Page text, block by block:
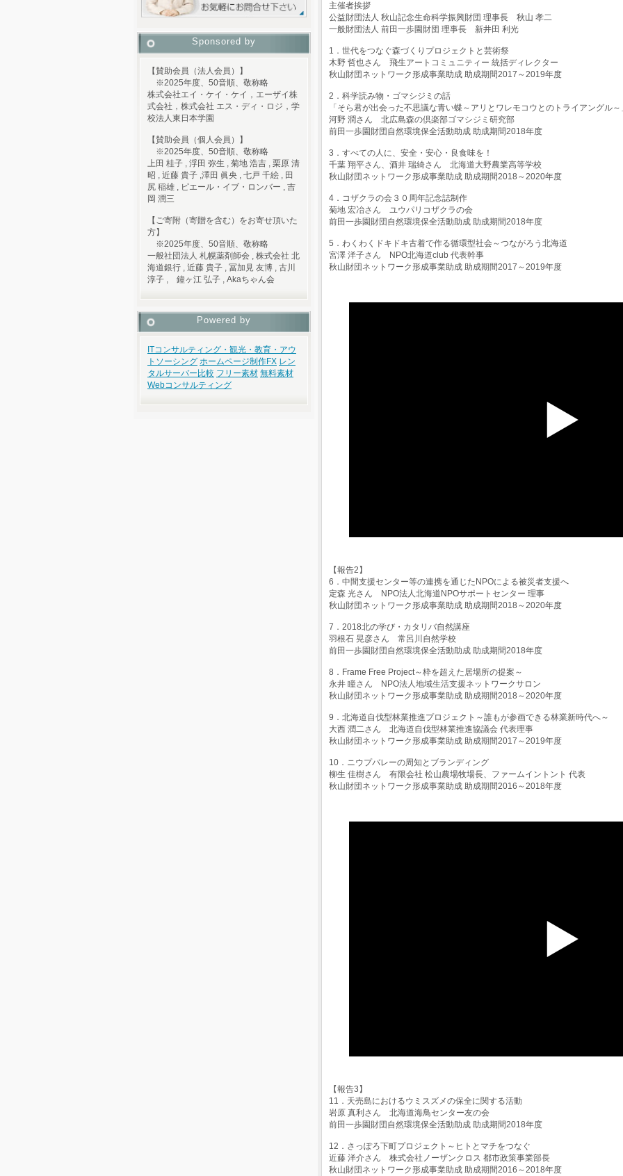
主催者挨拶
公益財団法人 秋山記念生命科学振興財団 理事長 秋山 孝二
一般財団法人 前田一歩園財団 理事長 新井田 利光
1．世代をつなぐ森づくりプロジェクトと芸術祭
木野 哲也さん 飛生アートコミュニティー 統括ディレクター
秋山財団ネットワーク形成事業助成 助成期間2017～2019年度
2．科学読み物・ゴマシジミの話
「そら君が出会った不思議な青い蝶～アリとワレモコウとのトライアングル
河野 潤さん 北広島森の倶楽部ゴマシジミ研究部
前田一歩園財団自然環境保全活動助成 助成期間2018年度
3．すべての人に、安全・安心・良食味を！
千葉 翔平さん、酒井 瑞綺さん 北海道大野農業高等学校
秋山財団ネットワーク形成事業助成 助成期間2018～2020年度
4．コザクラの会３０周年記念誌制作
菊地 宏冶さん ユウパリコザクラの会
前田一歩園財団自然環境保全活動助成 助成期間2018年度
5．わくわくドキドキ古着で作る循環型社会～つながろう北海道
宮澤 洋子さん NPO北海道club 代表幹事
秋山財団ネットワーク形成事業助成 助成期間2017～2019年度
【報告2】
6．中間支援センター等の連携を通じたNPOによる被災者支援へ
定森 光さん NPO法人北海道NPOサポートセンター 理事
秋山財団ネットワーク形成事業助成 助成期間2018～2020年度
7．2018北の学び・カタリバ自然講座
羽根石 晃彦さん 常呂川自然学校
前田一歩園財団自然環境保全活動助成 助成期間2018年度
8．Frame Free Project～枠を超えた居場所の提案～
永井 瞳さん NPO法人地域生活支援ネットワークサロン
秋山財団ネットワーク形成事業助成 助成期間2018～2020年度
9．北海道自伐型林業推進プロジェクト～誰もが参画できる林業新時代へ～
大西 潤二さん 北海道自伐型林業推進協議会 代表理事
秋山財団ネットワーク形成事業助成 助成期間2017～2019年度
10．ニウプバレーの周知とブランディング
柳生 佳樹さん 有限会社 松山農場牧場長、ファームイントント 代表
秋山財団ネットワーク形成事業助成 助成期間2016～2018年度
【報告3】
11．天売島におけるウミスズメの保全に関する活動
岩原 真利さん 北海道海鳥センター友の会
前田一歩園財団自然環境保全活動助成 助成期間2018年度
12．さっぽろ下町プロジェクト～ヒトとマチをつなぐ
近藤 洋介さん 株式会社ノーザンクロス 都市政策事業部長
秋山財団ネットワーク形成事業助成 助成期間2016～2018年度
Sponsored by
【賛助会員（法人会員）】
※2025年度、50音順、敬称略
株式会社エイ・ケイ・ケイ，エーザイ株
式会社，株式会社 エス・ディ・ロジ，学
校法人東日本学園
【賛助会員（個人会員）】
※2025年度、50音順、敬称略
上田 桂子 , 浮田 弥生 , 菊地 浩吉 , 栗原 清
昭 , 近藤 貴子 ,澤田 眞央 , 七戸 千絵 , 田
尻 稲雄 , ピエール・イブ・ロンバー , 吉
岡 潤三
【ご寄附（寄贈を含む）をお寄せ頂いた
方】
※2025年度、50音順、敬称略
一般社団法人 札幌薬剤師会 , 株式会社 北
海道銀行 , 近藤 貴子 , 冨加見 友博 , 古川
淳子 , 鐘ヶ江 弘子 , Akaちゃん会
Powered by
ITコンサルティング・観光・教育・アウ
トソーシング ホームページ制作FX レン
タルサーバー比較 フリー素材 無料素材
Webコンサルティング